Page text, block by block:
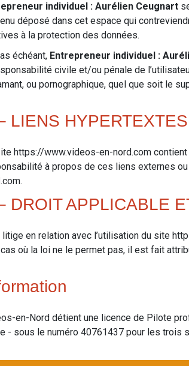
individuel : Aurélien Ceugnart
déposé dans cet espace qui
à la protection des données.
échéant, Entrepreneur individuel :
civile et/ou pénale de
ou pornographique, quel que soit le
LIENS
https://www.videos-en-nord.com
à propos de ces liens externes
DROIT APPLICABLE
litige en relation avec l’utilisation du site
où la loi ne le permet pas, il est fait
en-Nord détient une licence de Pilote
- sous le numéro 40761437 pour les trois